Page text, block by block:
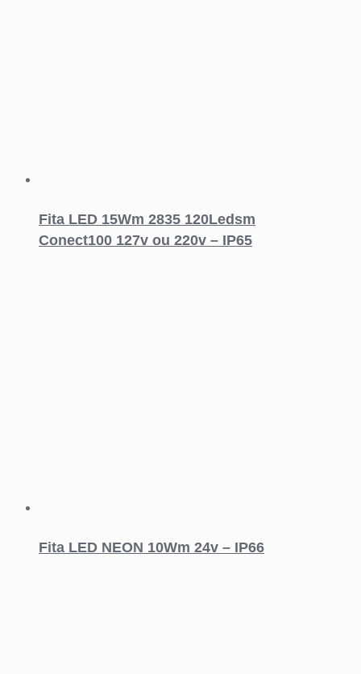
Fita LED 15Wm 2835 120Ledsm
Conect100 127v ou 220v – IP65
Fita LED NEON 10Wm 24v – IP66